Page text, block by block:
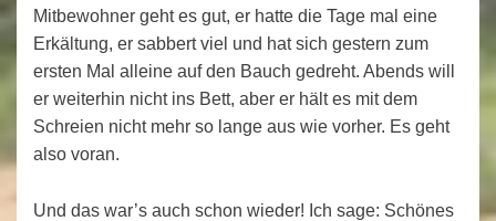
Mitbewohner geht es gut, er hatte die Tage mal eine
Erkältung, er sabbert viel und hat sich gestern zum
ersten Mal alleine auf den Bauch gedreht. Abends will
er weiterhin nicht ins Bett, aber er hält es mit dem
Schreien nicht mehr so lange aus wie vorher. Es geht
also voran.
Und das war’s auch schon wieder! Ich sage: Schönes